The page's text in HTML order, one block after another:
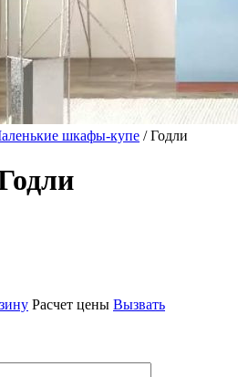
шкафы-купе / Годли
Расчет цены Вызвать